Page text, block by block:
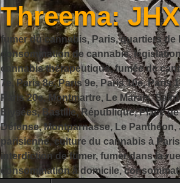
Threema:
fumer du cannabis, Paris, quartiers
consommation de cannabis,
cannabis thérapeutique, fumée de
7e, Paris 8e, Paris 9e, Paris 10e, Paris
Paris 20e, Montmartre, Le Marais,
Élysées, Bastille, République, Place
Défense, Montparnasse, Le
parisienne, culture du cannabis à
interdiction de fumer, fumer dans la
consommation à domicile,